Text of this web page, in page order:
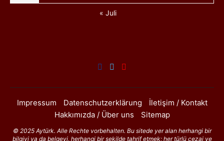
« Juli
Impressum Datenschutzerklärung
İletişim / Kontakt
Hakkımızda / Über uns
Sitemap
© 2025 Aytürk. Alle Rechte vorbehalten. Bu sitede yer alan herhangi bir
bilgiyi ya da belgeyi, herhangi bir şekilde tahrif etmek; her türlü cezai ve